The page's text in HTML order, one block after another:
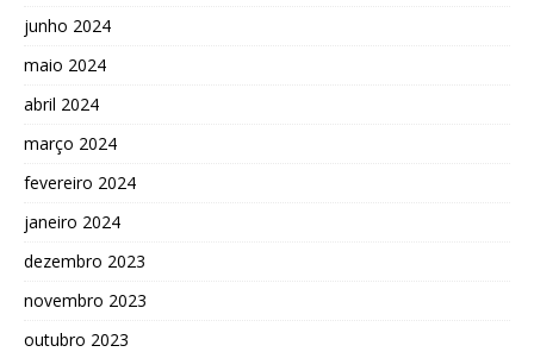
junho 2024
maio 2024
abril 2024
março 2024
fevereiro 2024
janeiro 2024
dezembro 2023
novembro 2023
outubro 2023